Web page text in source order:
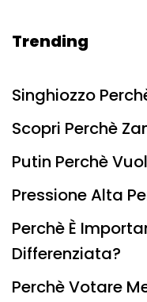
Trending
Singhiozzo
Scopri Perchè
Putin Perchè
Pressione Alta
Perchè È
Differenziata?
Perchè Votare